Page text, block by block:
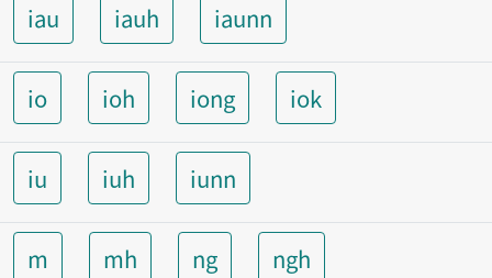
iau iauh iaunn
io ioh iong iok
iu iuh iunn
m mh ng ngh